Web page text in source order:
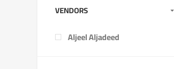
VENDORS
Aljeel Aljadeed